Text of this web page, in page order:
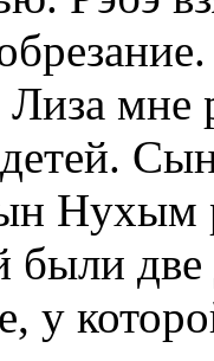
Лиза мне
детей.
Нухым
были
у